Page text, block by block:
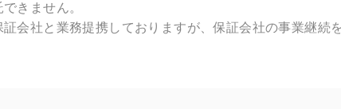
きません。
証会社と業務提携しておりますが、保証会社の事業継続